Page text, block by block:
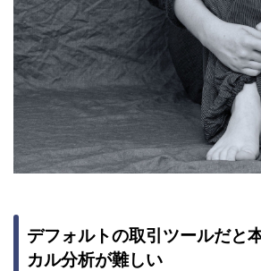
デフォルトの取引ツールだと
カル分析が難しい